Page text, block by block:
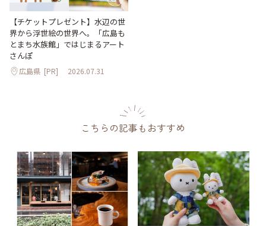
【チケットプレゼント】水辺の世
界から浮世絵の世界へ。「広島も
とまち水族館」ではじまるアート
さんぽ
広島県 [PR] 2026.07.31
こちらの記事もおすすめ